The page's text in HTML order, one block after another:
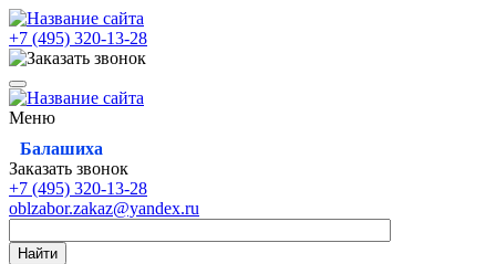
+7 (495) 320-13-28
Меню
Балашиха
Заказать звонок
+7 (495) 320-13-28
oblzabor.zakaz@yandex.ru
Найти